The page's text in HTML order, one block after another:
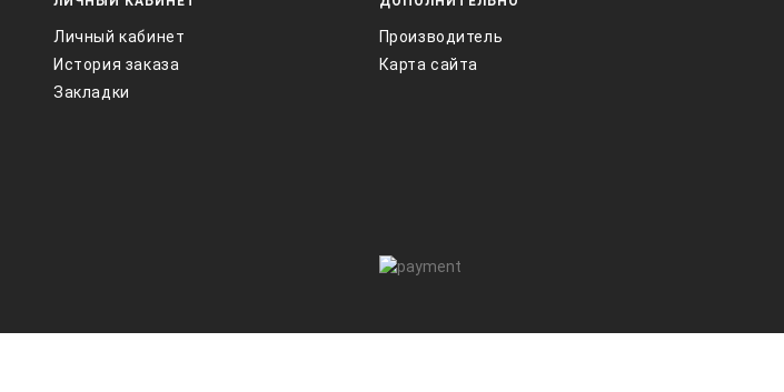
Личный кабинет
История заказа
Закладки
Производитель
Карта сайта